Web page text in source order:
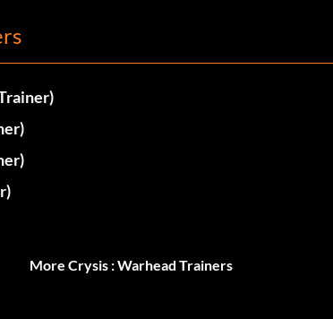
More Crysis : Warhead Trainers